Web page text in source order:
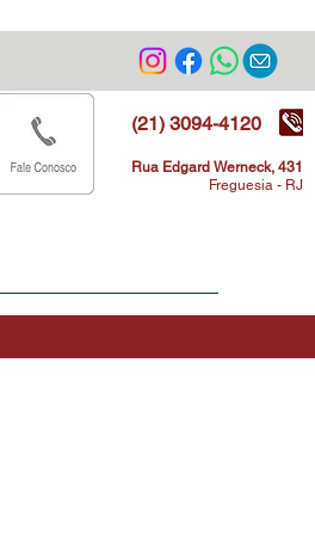
(21) 3094-4120
Rua Edgard Werneck, 431
Freguesia - RJ